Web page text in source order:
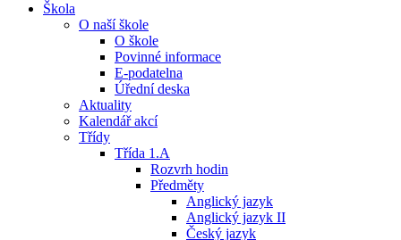
Škola
O naší škole
O škole
Povinné informace
E-podatelna
Úřední deska
Aktuality
Kalendář akcí
Třídy
Třída 1.A
Rozvrh hodin
Předměty
Anglický jazyk
Anglický jazyk II
Český jazyk